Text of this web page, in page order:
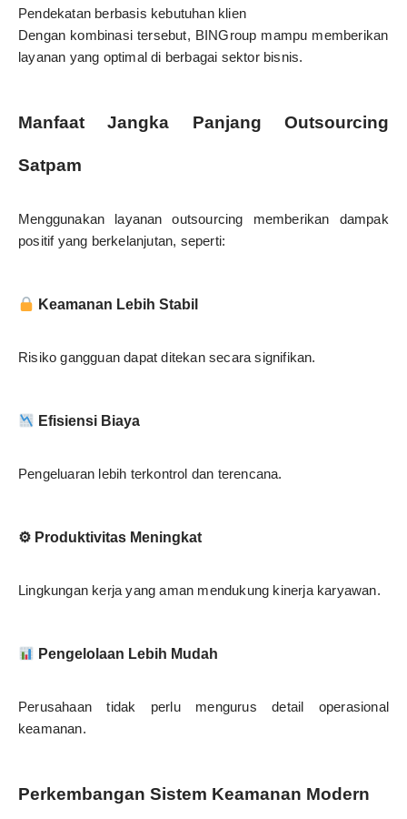
Pendekatan berbasis kebutuhan klien
Dengan kombinasi tersebut, BINGroup mampu memberikan
layanan yang optimal di berbagai sektor bisnis.
Manfaat Jangka Panjang Outsourcing
Satpam
Menggunakan layanan outsourcing memberikan dampak
positif yang berkelanjutan, seperti:
Keamanan Lebih Stabil
Risiko gangguan dapat ditekan secara signifikan.
Efisiensi Biaya
Pengeluaran lebih terkontrol dan terencana.
⚙ Produktivitas Meningkat
Lingkungan kerja yang aman mendukung kinerja karyawan.
Pengelolaan Lebih Mudah
Perusahaan tidak perlu mengurus detail operasional
keamanan.
Perkembangan Sistem Keamanan Modern